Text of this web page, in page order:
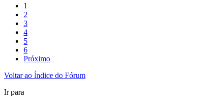
1
2
3
4
5
6
Próximo
Voltar ao Índice do Fórum
Ir para